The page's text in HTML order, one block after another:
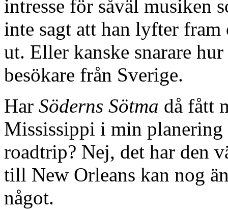
intresse för såväl musiken
inte sagt att han lyfter
ut. Eller kanske snarare
besökare från Sverige.
Har Söderns Sötma då fått
Mississippi i min
roadtrip? Nej, det har den
till New Orleans kan nog
något.